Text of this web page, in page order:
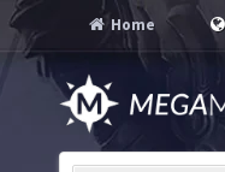
Home